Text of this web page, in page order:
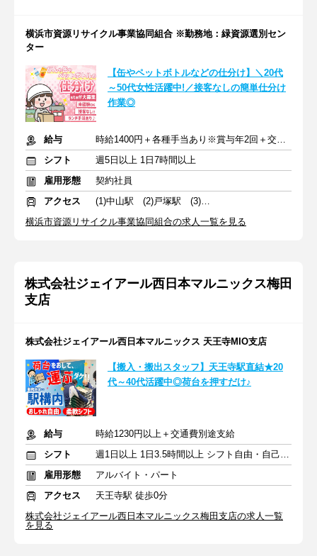
横浜市資源リサイクル事業協同組合 ※勤務地：緑資源選別セン
ター
【缶やペットボトルなどの仕分け】＼20代
～50代女性活躍中!／接客なしの簡単仕分け
作業◎
給与
時給1400円＋各種手当あり※賞与年2回＋交通費一部支給
シフト
週5日以上 1日7時間以上
雇用形態
契約社員
アクセス
(1)中山駅 (2)戸塚駅 (3)鶴見駅
横浜市資源リサイクル事業協同組合の求人一覧を見る
株式会社ジェイアール西日本マルニックス梅田
支店
株式会社ジェイアール西日本マルニックス 天王寺MIO支店
【搬入・搬出スタッフ】天王寺駅直結★20
代～40代活躍中◎荷台を押すだけ♪
給与
時給1230円以上＋交通費別途支給
シフト
週1日以上 1日3.5時間以上 シフト自由・自己申告
雇用形態
アルバイト・パート
アクセス
天王寺駅 徒歩0分
株式会社ジェイアール西日本マルニックス梅田支店の求人一覧
を見る